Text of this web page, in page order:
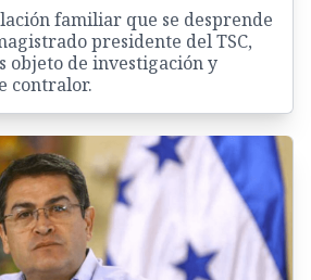
familiar que se desprende
presidente del TSC,
objeto de investigación y
contralor.